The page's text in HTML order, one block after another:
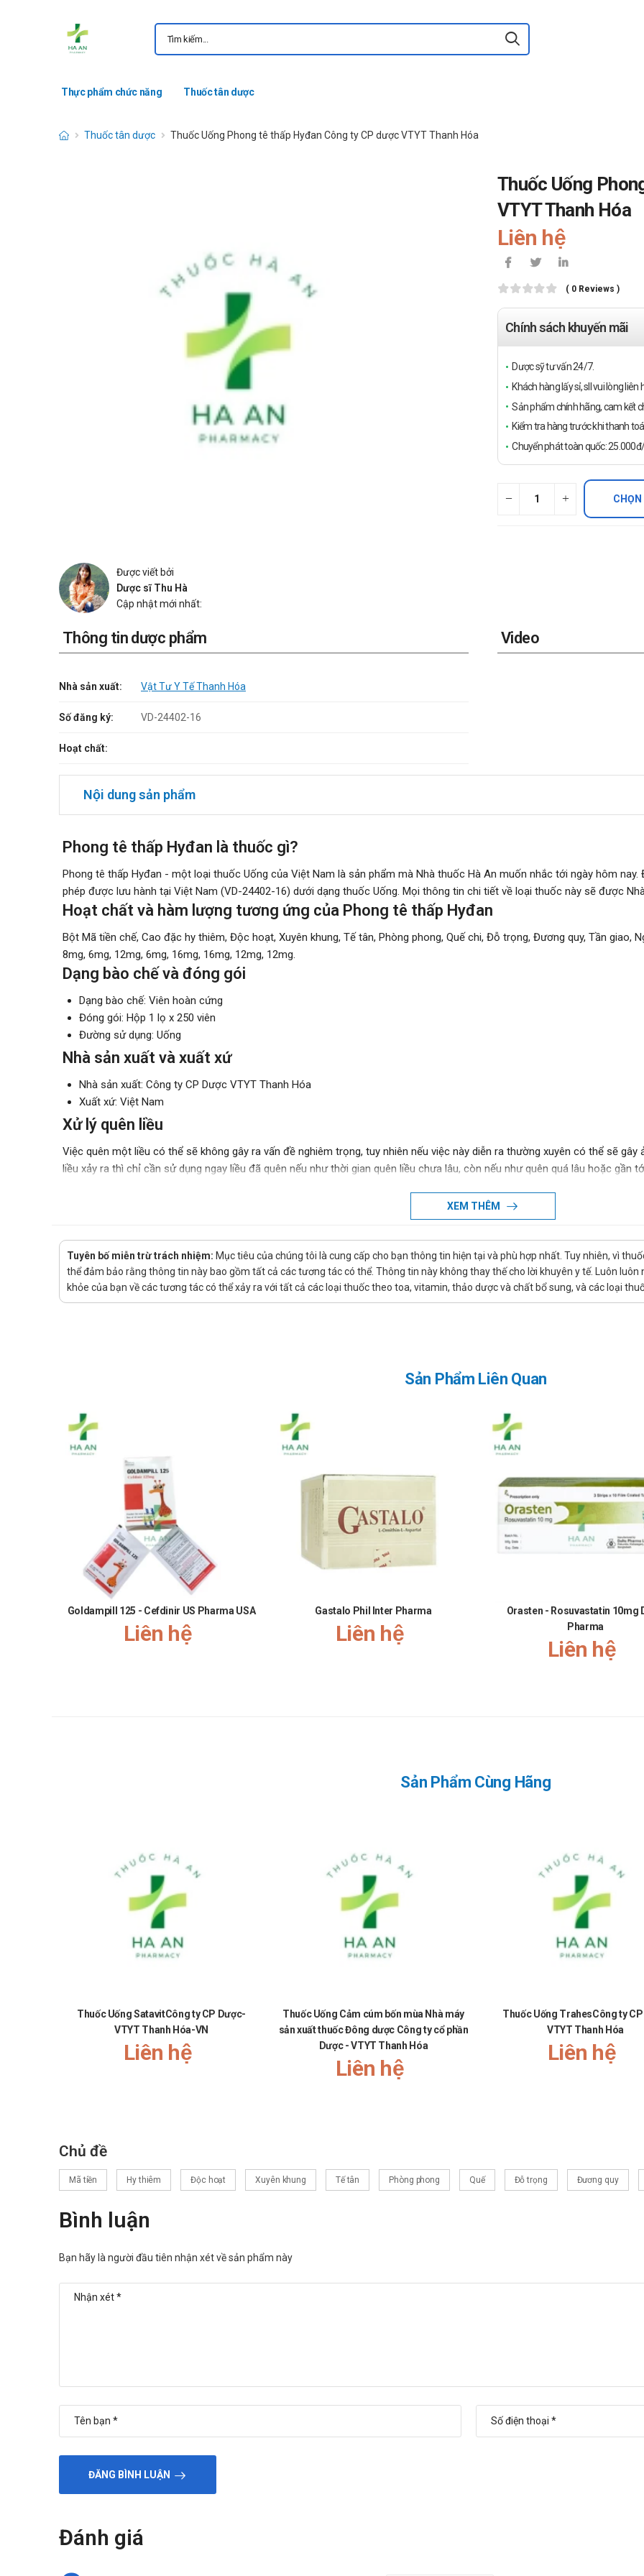
Thực phẩm chức năng Thuốc tân dược
Thuốc tân dược Thuốc Uống Phong tê thấp Hyđan Công ty CP dược VTYT Thanh Hóa
Thuốc Uống
VTYT Thanh Hóa
Liên hệ
( 0 Reviews )
Chính sách khuyến mãi
Dược sỹ tư vấn 24/7.
Khách hàng lấy sỉ, sll vui lòng
Sản phẩm chính hãng, cam kết
Kiểm tra hàng trước khi thanh
Chuyển phát toàn quốc:
Được viết bởi
Dược sĩ Thu Hà
Cập nhật mới nhất:
Thông tin dược phẩm
Nhà sản xuất: Vật Tư Y Tế Thanh Hóa
Số đăng ký: VD-24402-16
Hoạt chất:
Video
Nội dung sản phẩm
Phong tê thấp Hyđan là thuốc gì?
Phong tê thấp Hyđan - một loại thuốc Uống của Việt Nam là sản phẩm mà Nhà thuốc Hà An muốn nhắc tới ngày hôm
phép được lưu hành tại Việt Nam (VD-24402-16) dưới dạng thuốc Uống. Mọi thông tin chi tiết về loại thuốc này sẽ được
Hoạt chất và hàm lượng tương ứng của Phong tê thấp Hyđan
Bột Mã tiền chế, Cao đặc hy thiêm, Độc hoạt, Xuyên khung, Tế tân, Phòng phong, Quế chi, Đỗ trọng, Đương quy, Tần giao,
8mg, 6mg, 12mg, 6mg, 16mg, 16mg, 12mg, 12mg.
Dạng bào chế và đóng gói
Dạng bào chế: Viên hoàn cứng
Đóng gói: Hộp 1 lọ x 250 viên
Đường sử dụng: Uống
Nhà sản xuất và xuất xứ
Nhà sản xuất: Công ty CP Dược VTYT Thanh Hóa
Xuất xứ: Việt Nam
Xử lý quên liều
Việc quên một liều có thể sẽ không gây ra vấn đề nghiêm trọng, tuy nhiên nếu việc này diễn ra thường xuyên có thể sẽ gây
liều xảy ra thì chỉ cần sử dụng ngay liều đã quên nếu như thời gian quên liều chưa lâu, còn nếu như quên quá lâu hoặc gần
ý sử dụng đúng liều lượng được chỉ định. Khi quá liều cần theo dõi phản ứng của người dùng, nếu thấy có bất cứ phản ứng
người bệnh đi tới bệnh viện uy tín gần nhất để được sơ cứu kịp thời.
Ở đâu bán Phong tê thấp Hyđan chính hãng, uy tín?
Sự yêu mến và tin tưởng của khách hàng và các đối tác luôn là niềm tự hào và là sự thành công lớn nhất đối với Nhà thuốc
XEM THÊM
Tuyên bố miễn trừ trách nhiệm: Mục tiêu của chúng tôi là cung cấp cho bạn thông tin hiện tại và phù hợp nhất. Tuy nhiên, vì
thể đảm bảo rằng thông tin này bao gồm tất cả các tương tác có thể. Thông tin này không thay thế cho lời khuyên y tế. Luôn
khỏe của bạn về các tương tác có thể xảy ra với tất cả các loại thuốc theo toa, vitamin, thảo dược và chất bổ sung, và các loại
Sản Phẩm Liên Quan
Goldampill 125 - Cefdinir US Pharma USA
Liên hệ
Gastalo Phil Inter Pharma
Liên hệ
Orasten - Rosuvastatin 10mg
Pharma
Liên hệ
Sản Phẩm Cùng Hãng
Thuốc Uống SatavitCông ty CP Dược-
VTYT Thanh Hóa-VN
Liên hệ
Thuốc Uống Cảm cúm bốn mùa Nhà máy
sản xuất thuốc Đông dược Công ty cổ phần
Dược - VTYT Thanh Hóa
Liên hệ
Thuốc Uống TrahesCông ty
VTYT Thanh Hóa
Liên hệ
Chủ đề
Mã tiền Hy thiêm Độc hoạt Xuyên khung Tế tân Phòng phong Quế Đỗ trọng Đương quy
Bình luận
Bạn hãy là người đầu tiên nhận xét về sản phẩm này
ĐĂNG BÌNH LUẬN
Đánh giá